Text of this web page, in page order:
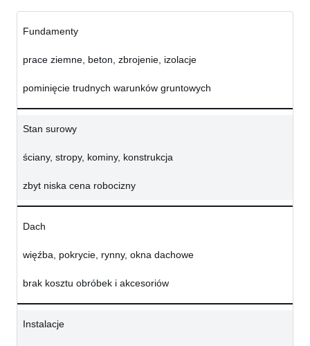
Fundamenty
prace ziemne, beton, zbrojenie, izolacje
pominięcie trudnych warunków gruntowych
Stan surowy
ściany, stropy, kominy, konstrukcja
zbyt niska cena robocizny
Dach
więźba, pokrycie, rynny, okna dachowe
brak kosztu obróbek i akcesoriów
Instalacje